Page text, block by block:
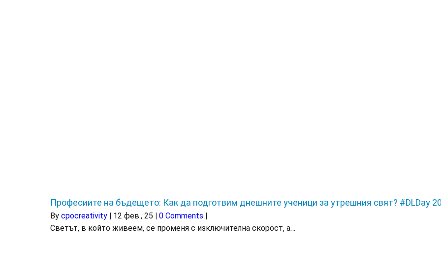
Професиите на бъдещето: Как да подготвим днешните ученици за утрешния свят? #DLDay
By cpocreativity | 12 фев., 25 | 0 Comments |
Светът, в който живеем, се променя с изключителна скорост, а…